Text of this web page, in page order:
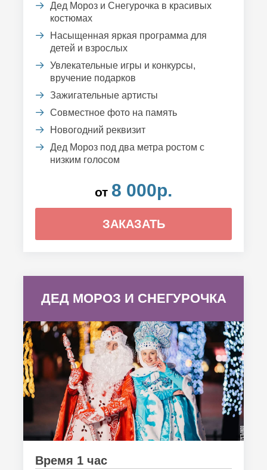
Дед Мороз и Снегурочка в красивых
костюмах
Насыщенная яркая программа для
детей и взрослых
Увлекательные игры и конкурсы,
вручение подарков
Зажигательные артисты
Совместное фото на память
Новогодний реквизит
Дед Мороз под два метра ростом с
низким голосом
от 8 000р.
ЗАКАЗАТЬ
ДЕД МОРОЗ И СНЕГУРОЧКА
Время 1 час